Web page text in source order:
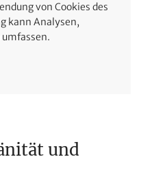
von Cookies des
kann Analysen,
und